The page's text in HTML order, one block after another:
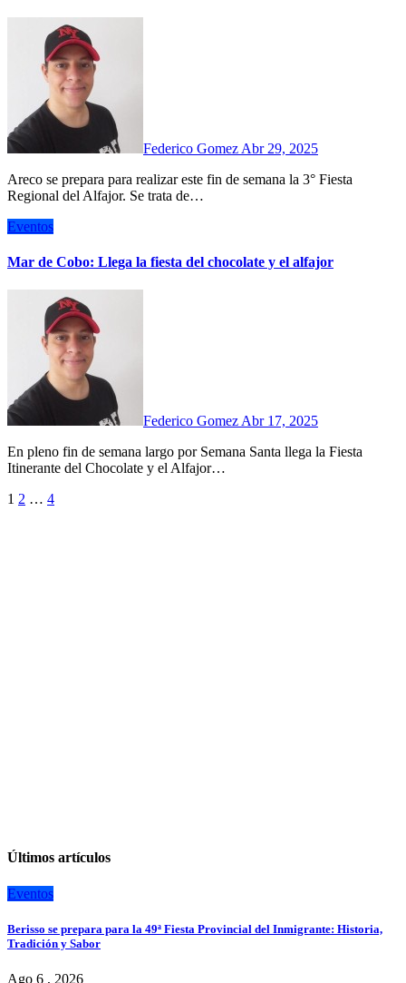
Federico Gomez Abr 29, 2025
Areco se prepara para realizar este fin de semana la 3° Fiesta
Regional del Alfajor. Se trata de…
Eventos
Mar de Cobo: Llega la fiesta del chocolate y el alfajor
Federico Gomez Abr 17, 2025
En pleno fin de semana largo por Semana Santa llega la Fiesta
Itinerante del Chocolate y el Alfajor…
Paginación
1 2 … 4
Últimos artículos
Eventos
Berisso se prepara para la 49ª Fiesta Provincial del Inmigrante: Historia,
Tradición y Sabor
Ago 6 , 2026